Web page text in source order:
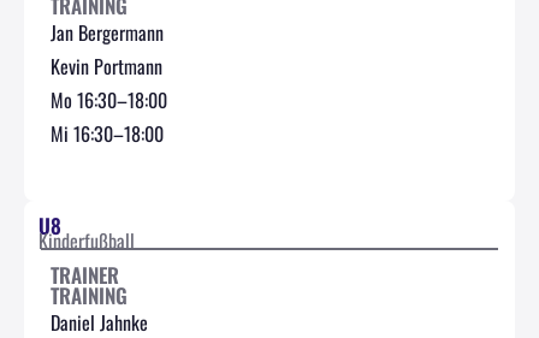
Jan Bergermann
Kevin Portmann
Mo 16:30–18:00
Mi 16:30–18:00
U8
Kinderfußball
TRAINER
TRAINING
Daniel Jahnke